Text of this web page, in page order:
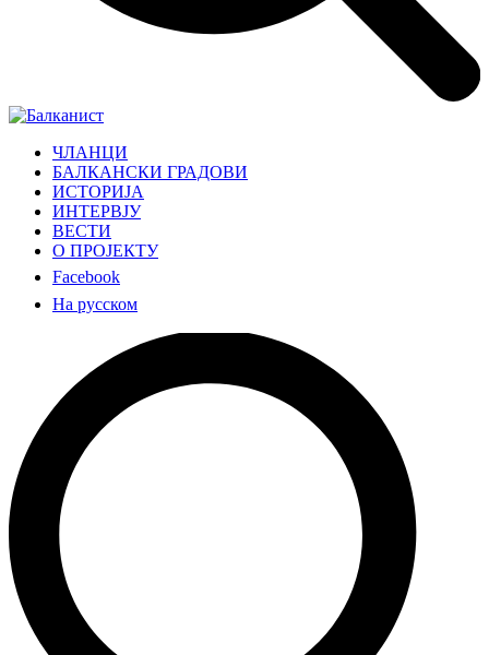
ЧЛАНЦИ
БАЛКАНСКИ ГРАДОВИ
ИСТОРИЈА
ИНТЕРВЈУ
ВЕСТИ
О ПРОЈЕКТУ
Facebook
На русском